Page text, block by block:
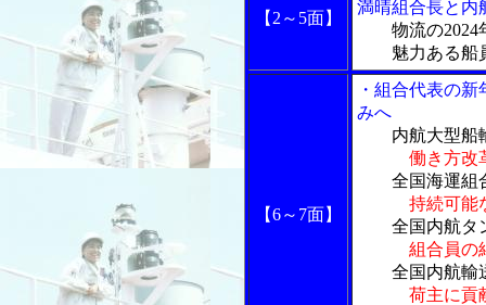
【2～5面】
満晴組合長と内
物流の2024
魅力ある船
【6～7面】
・組合代表の
みへ
内航大型船
働き方改
全国海運組
持続可能
全国内航タ
組合員の
全国内航輸
荷主に貢